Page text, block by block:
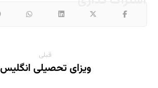
قبلی
ویزای تحصیلی انگلیس